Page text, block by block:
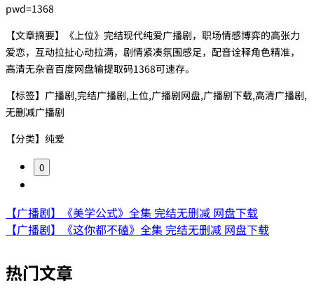
pwd=1368
【文章摘要】《上位》完结现代纯爱广播剧，职场情感博弈的高张力
爱恋，互动拉扯心动拉满，剧情紧凑氛围感足，配音诠释角色精准，
高清无杂音百度网盘输提取码1368可速存。
【标签】广播剧,完结广播剧,上位,广播剧网盘,广播剧下载,高清广播剧,
无删减广播剧
【分类】纯爱
0
【广播剧】《美学公式》全集 完结无删减 网盘下载
【广播剧】《这你都不磕》全集 完结无删减 网盘下载
热门文章